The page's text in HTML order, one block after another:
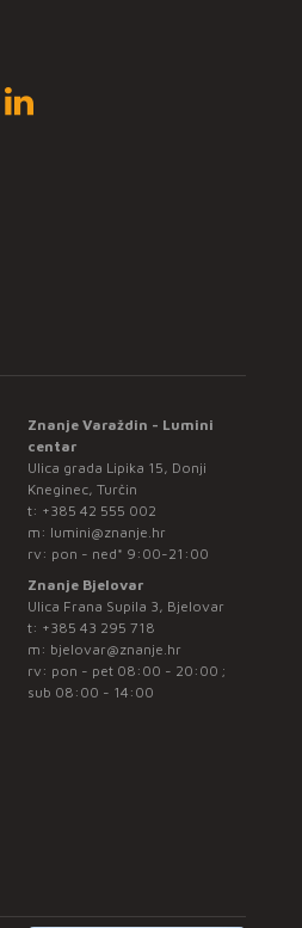
Znanje Varaždin - Lumini
centar
Ulica grada Lipika 15, Donji
Kneginec, Turčin
t: +385 42 555 002
m: lumini@znanje.hr
rv: pon - ned* 9:00-21:00
Znanje Bjelovar
Ulica Frana Supila 3, Bjelovar
t: +385 43 295 718
m: bjelovar@znanje.hr
rv: pon - pet 08:00 - 20:00 ;
sub 08:00 - 14:00